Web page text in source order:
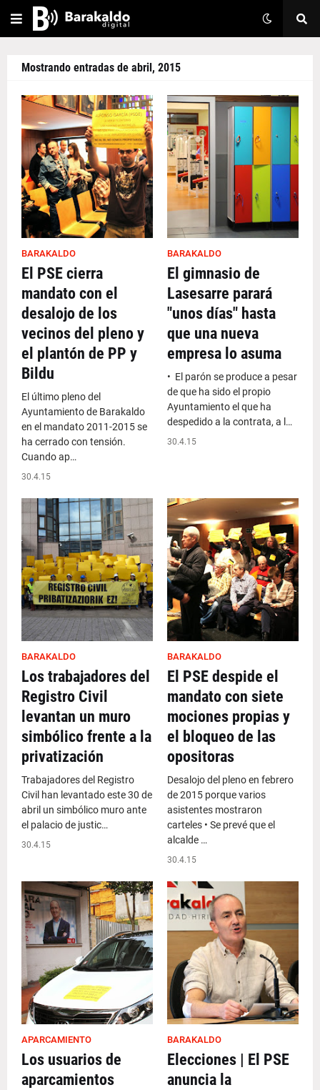
Mostrando entradas de abril, 2015
BARAKALDO
El PSE cierra
mandato con el
desalojo de los
vecinos del pleno y
el plantón de PP y
Bildu
El último pleno del
Ayuntamiento de Barakaldo
en el mandato 2011-2015 se
ha cerrado con tensión.
Cuando ap…
30.4.15
BARAKALDO
El gimnasio de
Lasesarre parará
"unos días" hasta
que una nueva
empresa lo asuma
• El parón se produce a pesar
de que ha sido el propio
Ayuntamiento el que ha
despedido a la contrata, a l…
30.4.15
BARAKALDO
Los trabajadores del
Registro Civil
levantan un muro
simbólico frente a la
privatización
Trabajadores del Registro
Civil han levantado este 30 de
abril un simbólico muro ante
el palacio de justic…
30.4.15
BARAKALDO
El PSE despide el
mandato con siete
mociones propias y
el bloqueo de las
opositoras
Desalojo del pleno en febrero
de 2015 porque varios
asistentes mostraron
carteles • Se prevé que el
alcalde …
30.4.15
APARCAMIENTO
Los usuarios de
aparcamientos
BARAKALDO
Elecciones | El PSE
anuncia la